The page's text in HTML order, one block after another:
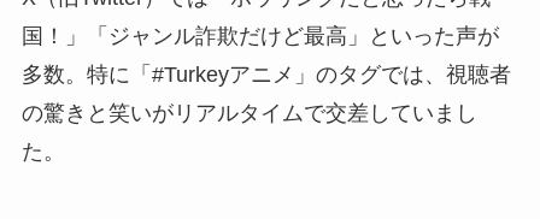
国！」「ジャンル詐欺だけど最高」といった声が
多数。特に「#Turkeyアニメ」のタグでは、視聴者
の驚きと笑いがリアルタイムで交差していまし
た。